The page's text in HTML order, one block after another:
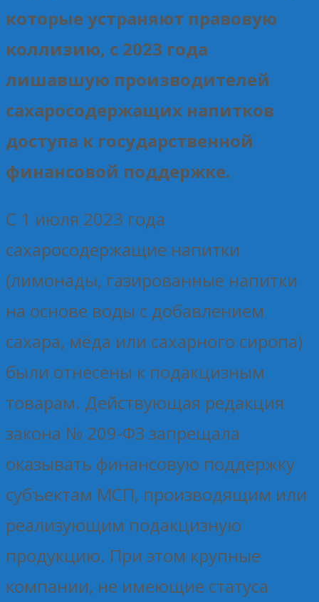
которые устраняют правовую
коллизию, с 2023 года
лишавшую производителей
сахаросодержащих напитков
доступа к государственной
финансовой поддержке.
С 1 июля 2023 года
сахаросодержащие напитки
(лимонады, газированные напитки
на основе воды с добавлением
сахара, мёда или сахарного сиропа)
были отнесены к подакцизным
товарам. Действующая редакция
закона № 209-ФЗ запрещала
оказывать финансовую поддержку
субъектам МСП, производящим или
реализующим подакцизную
продукцию. При этом крупные
компании, не имеющие статуса